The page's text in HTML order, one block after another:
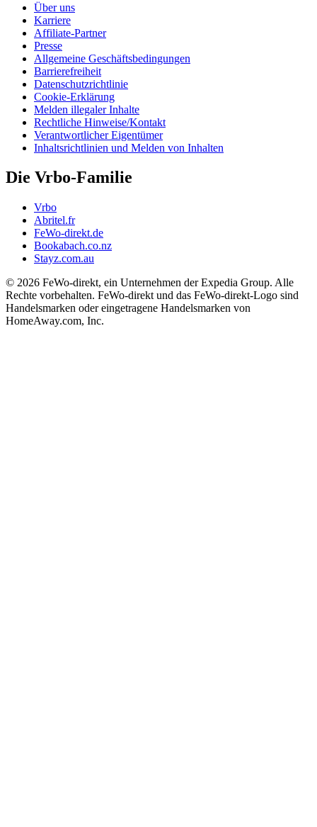
Über uns
Karriere
Affiliate-Partner
Presse
Allgemeine Geschäftsbedingungen
Barrierefreiheit
Datenschutzrichtlinie
Cookie-Erklärung
Melden illegaler Inhalte
Rechtliche Hinweise/Kontakt
Verantwortlicher Eigentümer
Inhaltsrichtlinien und Melden von Inhalten
Die Vrbo-Familie
Vrbo
Abritel.fr
FeWo-direkt.de
Bookabach.co.nz
Stayz.com.au
© 2026 FeWo-direkt, ein Unternehmen der Expedia Group. Alle
Rechte vorbehalten. FeWo-direkt und das FeWo-direkt-Logo sind
Handelsmarken oder eingetragene Handelsmarken von
HomeAway.com, Inc.